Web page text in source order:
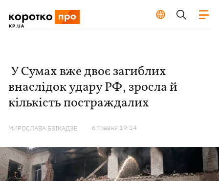
У Сумах вже двоє загиблих
внаслідок удару РФ, зросла й
кількість постраждалих
МИРОСЛАВА БЗІКАДЗЕ 6 травня 19:14